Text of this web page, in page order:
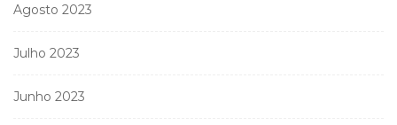
Agosto 2023
Julho 2023
Junho 2023